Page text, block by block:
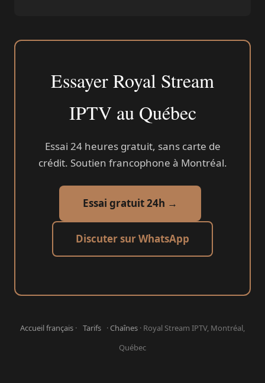
Essayer Royal Stream
IPTV au Québec
Essai 24 heures gratuit, sans carte de
crédit. Soutien francophone à Montréal.
Essai gratuit 24h →
Discuter sur WhatsApp
Accueil français · Tarifs · Chaînes · Royal Stream IPTV, Montréal,
Québec